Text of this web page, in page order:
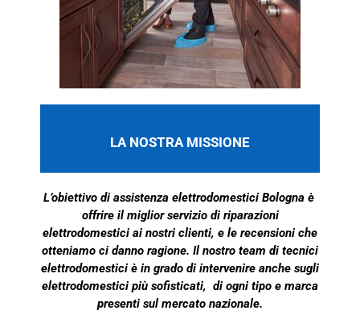
LA NOSTRA MISSIONE
L’obiettivo di assistenza elettrodomestici Bologna è
offrire il miglior servizio di riparazioni
elettrodomestici ai nostri clienti, e le recensioni che
otteniamo ci danno ragione. Il nostro team di tecnici
elettrodomestici è in grado di intervenire anche sugli
elettrodomestici più sofisticati, di ogni tipo e marca
presenti sul mercato nazionale.